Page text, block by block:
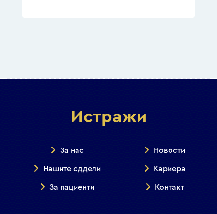
Истражи
За нас
Нашите оддели
За пациенти
Новости
Кариера
Контакт